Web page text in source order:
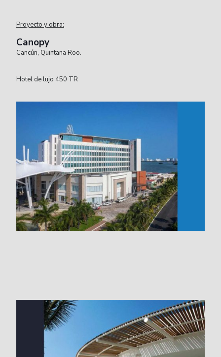
Proyecto y obra:
Canopy
Cancún, Quintana Roo.
Hotel de lujo 450 TR